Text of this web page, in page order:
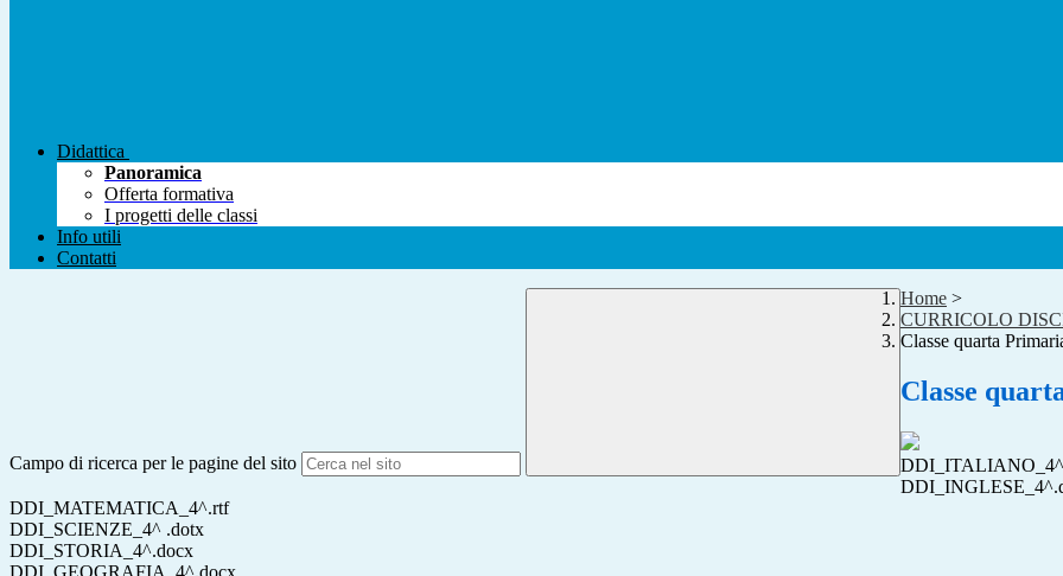
Didattica
Panoramica
Offerta formativa
I progetti delle classi
Info utili
Contatti
Campo di ricerca per le pagine del sito
Home >
CURRICOLO
Classe quarta
Classe
DDI_MATEMATICA_4^.rtf
DDI_SCIENZE_4^ .dotx
DDI_STORIA_4^.docx